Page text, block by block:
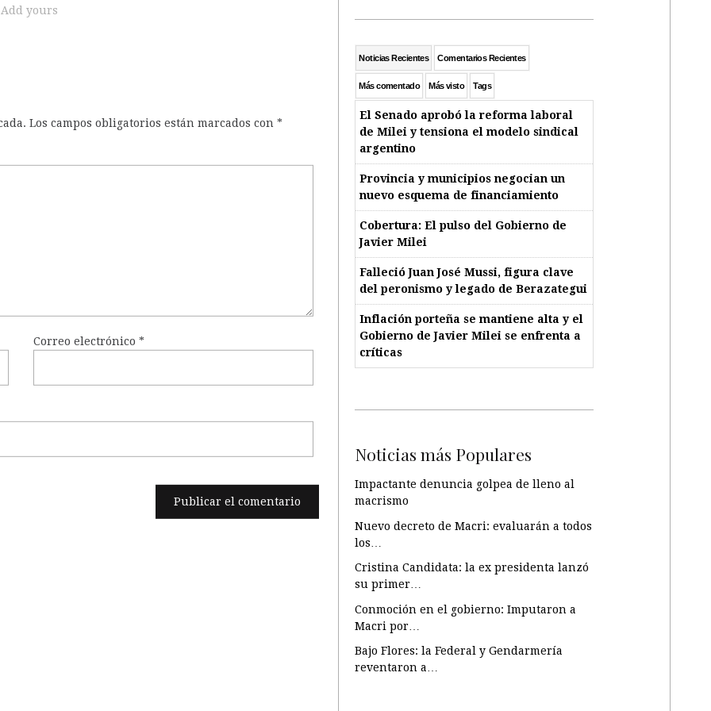
Add yours
Los campos obligatorios están marcados con *
Correo electrónico*
Noticias Recientes Comentarios Recientes
Más comentado Más visto Tags
El Senado aprobó la reforma laboral
de Milei y tensiona el modelo sindical
argentino
Provincia y municipios negocian un
nuevo esquema de financiamiento
Cobertura: El pulso del Gobierno de
Javier Milei
Falleció Juan José Mussi, figura clave
del peronismo y legado de Berazategui
Inflación porteña se mantiene alta y el
Gobierno de Javier Milei se enfrenta a
críticas
Noticias más Populares
Impactante denuncia golpea de lleno al
macrismo
Nuevo decreto de Macri: evaluarán a todos
los…
Cristina Candidata: la ex presidenta lanzó
su primer…
Conmoción en el gobierno: Imputaron a
Macri por…
Bajo Flores: la Federal y Gendarmería
reventaron a…